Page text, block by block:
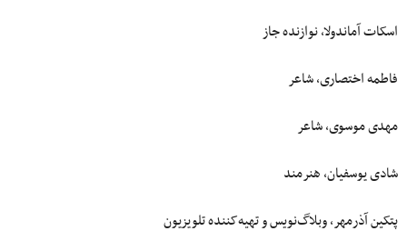
اسکات آماندولا، نوازنده جاز
فاطمه اختصاری، شاعر
مهدی موسوی، شاعر
شادی یوسفیان، هنرمند
پتکین آذرمهر، وبلاگ‌نویس و تهیه‌کننده تلویزیون